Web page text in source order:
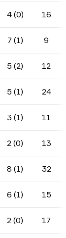
4 (0) 16
7 (1) 9
5 (2) 12
5 (1) 24
3 (1) 11
2 (0) 13
8 (1) 32
6 (1) 15
2 (0) 17